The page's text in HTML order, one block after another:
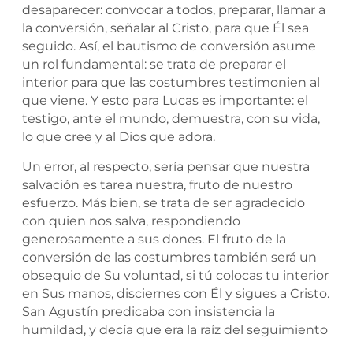
desaparecer: convocar a todos, preparar, llamar a
la conversión, señalar al Cristo, para que Él sea
seguido. Así, el bautismo de conversión asume
un rol fundamental: se trata de preparar el
interior para que las costumbres testimonien al
que viene. Y esto para Lucas es importante: el
testigo, ante el mundo, demuestra, con su vida,
lo que cree y al Dios que adora.
Un error, al respecto, sería pensar que nuestra
salvación es tarea nuestra, fruto de nuestro
esfuerzo. Más bien, se trata de ser agradecido
con quien nos salva, respondiendo
generosamente a sus dones. El fruto de la
conversión de las costumbres también será un
obsequio de Su voluntad, si tú colocas tu interior
en Sus manos, disciernes con Él y sigues a Cristo.
San Agustín predicaba con insistencia la
humildad, y decía que era la raíz del seguimiento